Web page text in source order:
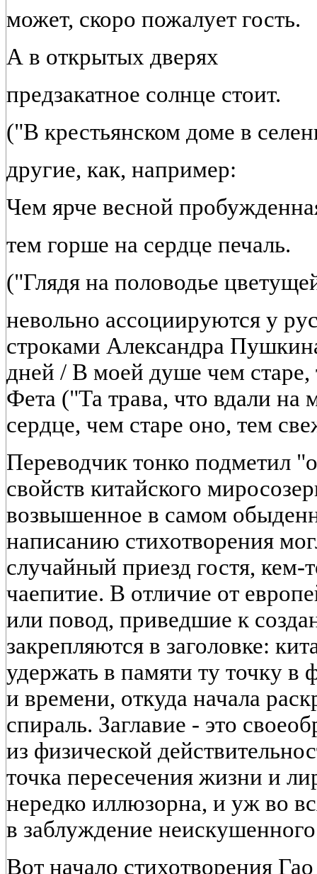
может, скоро пожалует гость.
А в открытых дверях
предзакатное солнце стоит.
("В крестьянском доме в
другие, как, например:
Чем ярче весной
тем горше на сердце печаль.
("Глядя на половодье
невольно ассоциируются у
строками Александра
дней / В моей душе чем
Фета ("Та трава, что вдали на
сердце, чем старе оно, тем
Переводчик тонко подметил
свойств китайского
возвышенное в самом
написанию стихотворения
случайный приезд гостя, кем-
чаепитие. В отличие от
или повод, приведшие к
закрепляются в заголовке:
удержать в памяти ту точку в
и времени, откуда начала
спираль. Заглавие - это
из физической
точка пересечения жизни и
нередко иллюзорна, и уж во
в заблуждение неискушенного
Вот начало стихотворения